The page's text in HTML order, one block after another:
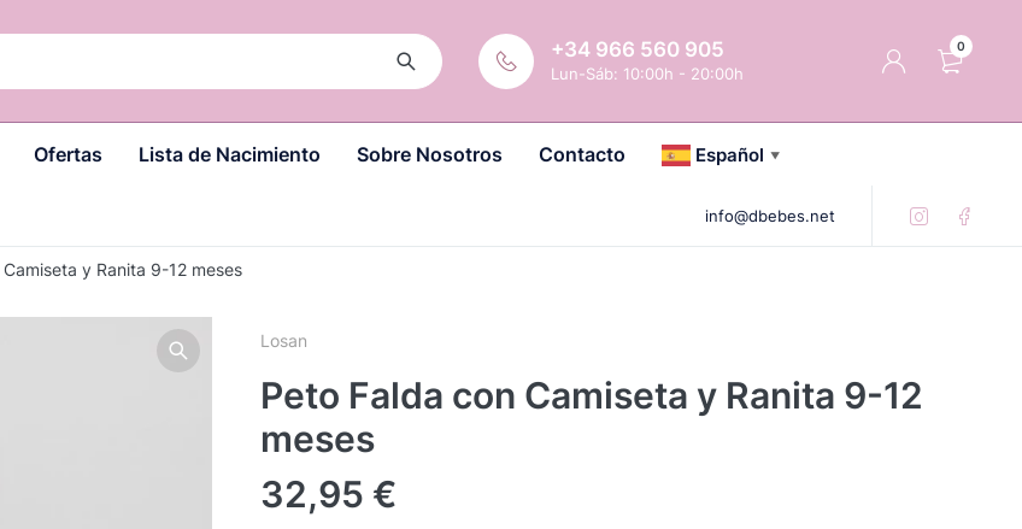
+34 966 560 905
Lun-Sáb: 10:00h - 20:00h
0
Ofertas Lista de Nacimiento Sobre Nosotros Contacto Español ▼
info@dbebes.net
y Ranita 9-12 meses
Losan
Peto Falda con Camiseta y Ranita 9-12
meses
32,95 €